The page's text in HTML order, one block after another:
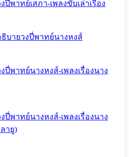
ปี่พาทย์เสภา-เพลงขับเล่าเรื่อง
บายวงปี่พาทย์นางหงส์
ปี่พาทย์นางหงส์-เพลงเรื่องนาง
ปี่พาทย์นางหงส์-เพลงเรื่องนาง
ายู)